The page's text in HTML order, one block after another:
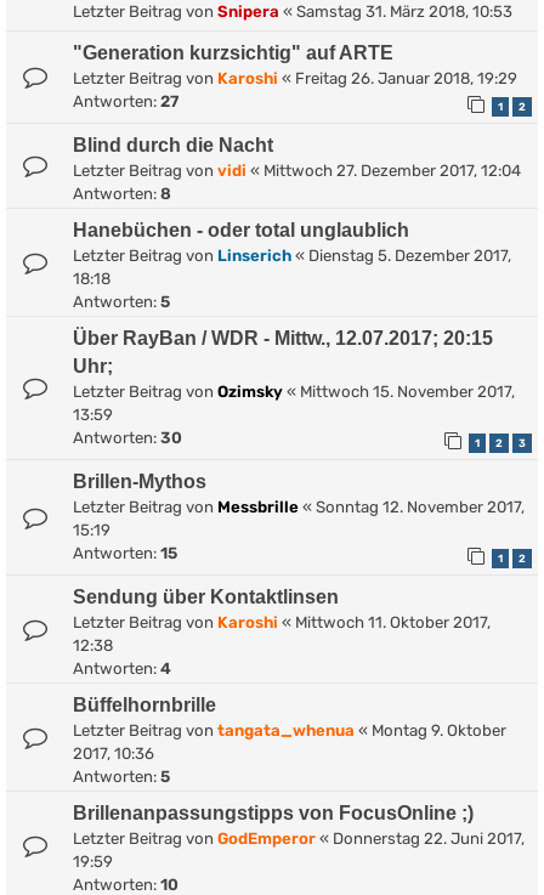
Letzter Beitrag von Snipera « Samstag 31. März 2018, 10:53
"Generation kurzsichtig" auf ARTE
Letzter Beitrag von Karoshi « Freitag 26. Januar 2018, 19:29
Antworten: 27 1 2
Blind durch die Nacht
Letzter Beitrag von vidi « Mittwoch 27. Dezember 2017, 12:04
Antworten: 8
Hanebüchen - oder total unglaublich
Letzter Beitrag von Linserich « Dienstag 5. Dezember 2017,
18:18
Antworten: 5
Über RayBan / WDR - Mittw., 12.07.2017; 20:15
Uhr;
Letzter Beitrag von Ozimsky « Mittwoch 15. November 2017,
13:59
Antworten: 30 1 2 3
Brillen-Mythos
Letzter Beitrag von Messbrille « Sonntag 12. November 2017,
15:19
Antworten: 15 1 2
Sendung über Kontaktlinsen
Letzter Beitrag von Karoshi « Mittwoch 11. Oktober 2017,
12:38
Antworten: 4
Büffelhornbrille
Letzter Beitrag von tangata_whenua « Montag 9. Oktober
2017, 10:36
Antworten: 5
Brillenanpassungstipps von FocusOnline ;)
Letzter Beitrag von GodEmperor « Donnerstag 22. Juni 2017,
19:59
Antworten: 10